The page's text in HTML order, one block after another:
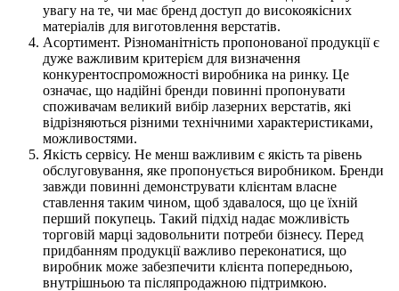
увагу на те, чи має бренд доступ до високоякісних
матеріалів для виготовлення верстатів.
Асортимент. Різноманітність пропонованої продукції є
дуже важливим критерієм для визначення
конкурентоспроможності виробника на ринку. Це
означає, що надійні бренди повинні пропонувати
споживачам великий вибір лазерних верстатів, які
відрізняються різними технічними характеристиками,
можливостями.
Якість сервісу. Не менш важливим є якість та рівень
обслуговування, яке пропонується виробником. Бренди
завжди повинні демонструвати клієнтам власне
ставлення таким чином, щоб здавалося, що це їхній
перший покупець. Такий підхід надає можливість
торговій марці задовольнити потреби бізнесу. Перед
придбанням продукції важливо переконатися, що
виробник може забезпечити клієнта попередньою,
внутрішньою та післяпродажною підтримкою.